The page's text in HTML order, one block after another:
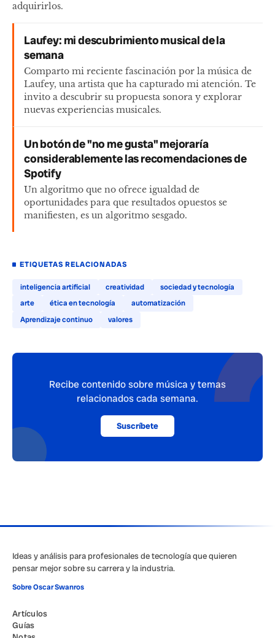
adquirirlos.
Laufey: mi descubrimiento musical de la
semana
Comparto mi reciente fascinación por la música de
Laufey, una artista que ha capturado mi atención. Te
invito a descubrir su propuesta sonora y explorar
nuevas experiencias musicales.
Un botón de "no me gusta" mejoraría
considerablemente las recomendaciones de
Spotify
Un algoritmo que no ofrece igualdad de
oportunidades para que resultados opuestos se
manifiesten, es un algoritmo sesgado.
ETIQUETAS RELACIONADAS
inteligencia artificial creatividad
sociedad y tecnología
arte
ética en tecnología
automatización
Aprendizaje continuo
valores
Recibe contenido sobre música y temas
relacionados cada semana.
Suscríbete
Ideas y análisis para profesionales de tecnología que quieren
pensar mejor sobre su carrera y la industria.
Sobre Oscar Swanros
Artículos
Guías